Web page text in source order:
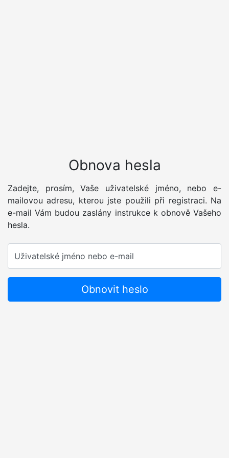
Obnova hesla
Zadejte, prosím, Vaše uživatelské jméno, nebo e-
mailovou adresu, kterou jste použili při registraci. Na
e-mail Vám budou zaslány instrukce k obnově Vašeho
hesla.
Uživatelské jméno nebo e-mail